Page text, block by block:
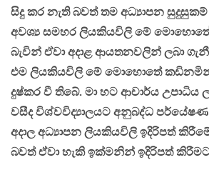
සිදු කර නැති බවත් තම අධ්‍යාපන
අවශ්‍ය සමහර ලියකියවිලි මේ
බැවින් ඒවා අදාළ ආයතනවලින් ලබා
එම ලියකියවිලි මේ මොහොතේ කඩිනමින්
දුෂ්කර වී තිබේ. මා හට ආචාර්ය උපාධිය
වසීද විශ්වවිද්‍යාලයට අනුබද්ධ
අදාල අධ්‍යාපන ලියකියවිලි ඉදිරිපත්
බවත් ඒවා හැකි ඉක්මනින් ඉදිරිපත්